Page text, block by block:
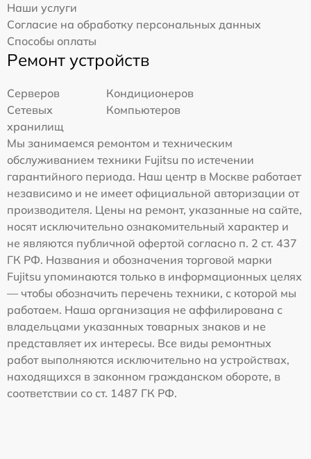
Наши услуги
Согласие на обработку персональных данных
Способы оплаты
Ремонт устройств
Серверов
Кондиционеров
Сетевых
хранилищ
Компьютеров
Мы занимаемся ремонтом и техническим
обслуживанием техники Fujitsu по истечении
гарантийного периода. Наш центр в Москве работает
независимо и не имеет официальной авторизации от
производителя. Цены на ремонт, указанные на сайте,
носят исключительно ознакомительный характер и
не являются публичной офертой согласно п. 2 ст. 437
ГК РФ. Названия и обозначения торговой марки
Fujitsu упоминаются только в информационных целях
— чтобы обозначить перечень техники, с которой мы
работаем. Наша организация не аффилирована с
владельцами указанных товарных знаков и не
представляет их интересы. Все виды ремонтных
работ выполняются исключительно на устройствах,
находящихся в законном гражданском обороте, в
соответствии со ст. 1487 ГК РФ.